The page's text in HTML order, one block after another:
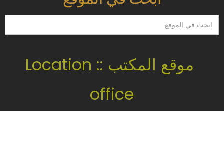
ابحث
في
موقع المكتب :: Location
office